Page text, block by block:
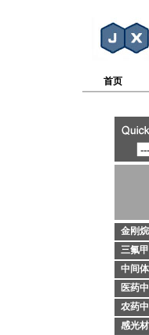
首页
金刚
三氟
中间体
医药
农药
感光